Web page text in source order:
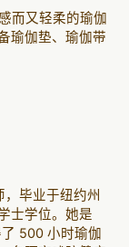
而又轻柔的瑜伽
瑜伽垫、瑜伽带
毕业于纽约州
士学位。她是
500 小时瑜伽